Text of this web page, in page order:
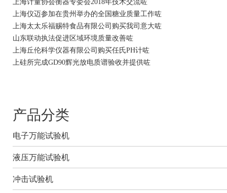
上海计量协会衡器专委会2018年技术交流咗
上海仪迈参加在贵州举办的全国糖业质量工作咗
上海太太乐福赐特食品有限公司购买我司意大咗
山东联动执法促进区域环境质量改善咗
上海丘伦科学仪器有限公司购买任氏PH计咗
上硅所完成GD90辉光放电质谱验收并提供咗
产品分类
电子万能试验机
液压万能试验机
冲击试验机